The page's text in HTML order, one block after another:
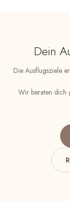
Dein
Die Ausflugsziele
Wir beraten dich